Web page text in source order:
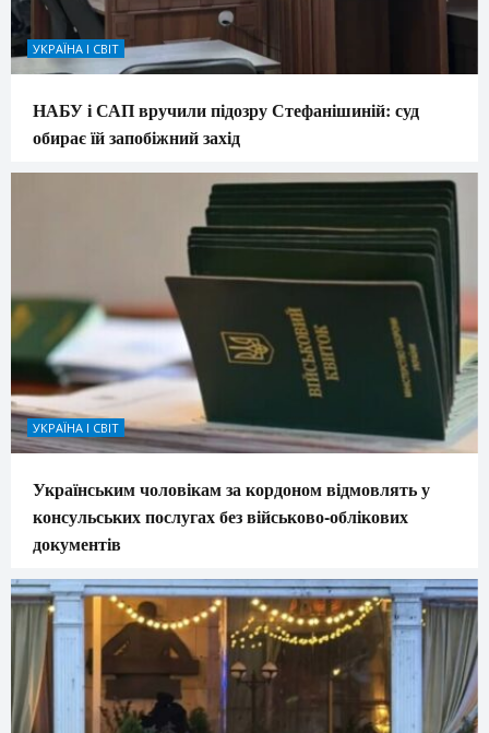
УКРАЇНА І СВІТ
НАБУ і САП вручили підозру Стефанішиній: суд
обирає їй запобіжний захід
УКРАЇНА І СВІТ
Українським чоловікам за кордоном відмовлять у
консульських послугах без військово-облікових
документів